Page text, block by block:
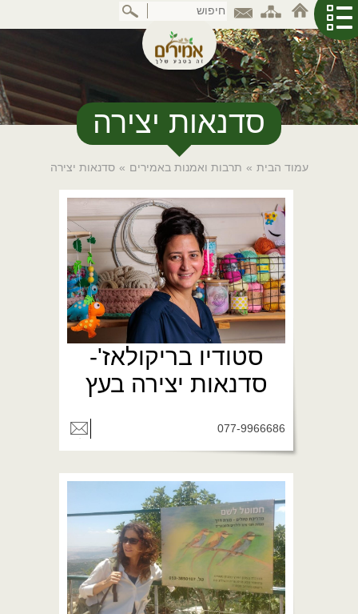
סדנאות יצירה
עמוד הבית » תרבות ואמנות באמירים » סדנאות יצירה
סטודיו בריקולאז'-
סדנאות יצירה בעץ
077-9966686